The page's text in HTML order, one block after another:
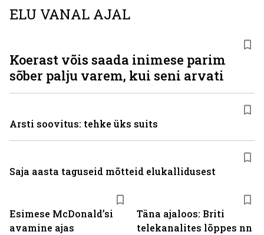
ELU VANAL AJAL
Esimese McDonaldʼsi
avamine ajas
Täna ajaloos: Briti
telekanalites lõppes nn
Koerast võis saada inimese parim
sõber palju varem, kui seni arvati
Arsti soovitus: tehke üks suits
Saja aasta taguseid mõtteid elukallidusest